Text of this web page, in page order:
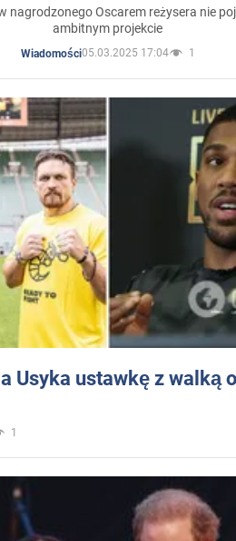
nagrodzonego Oscarem reżysera nie
ambitnym projekcie
Wiadomości05.03.2025 17:04 1
Usyka ustawkę z walką
1